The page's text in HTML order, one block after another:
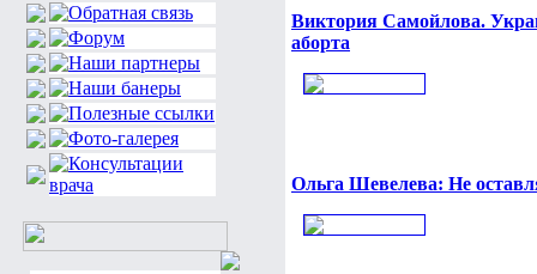
Виктория Самойлова.
аборта
Ольга Шевелева: Не